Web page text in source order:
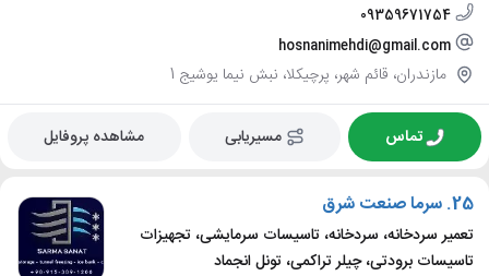
09359671754
hosnanimehdi@gmail.com
مازندران، قائم شهر، پرچیکلا، نبش نیما یوشیج 1
تماس مسیریابی مشاهده پروفایل
25. سرما صنعت شرق
تعمیر سردخانه، سردخانه، تاسیسات سرمایشی، تجهیزات
تاسیسات برودتی، چیلر تراکمی، تونل انجماد